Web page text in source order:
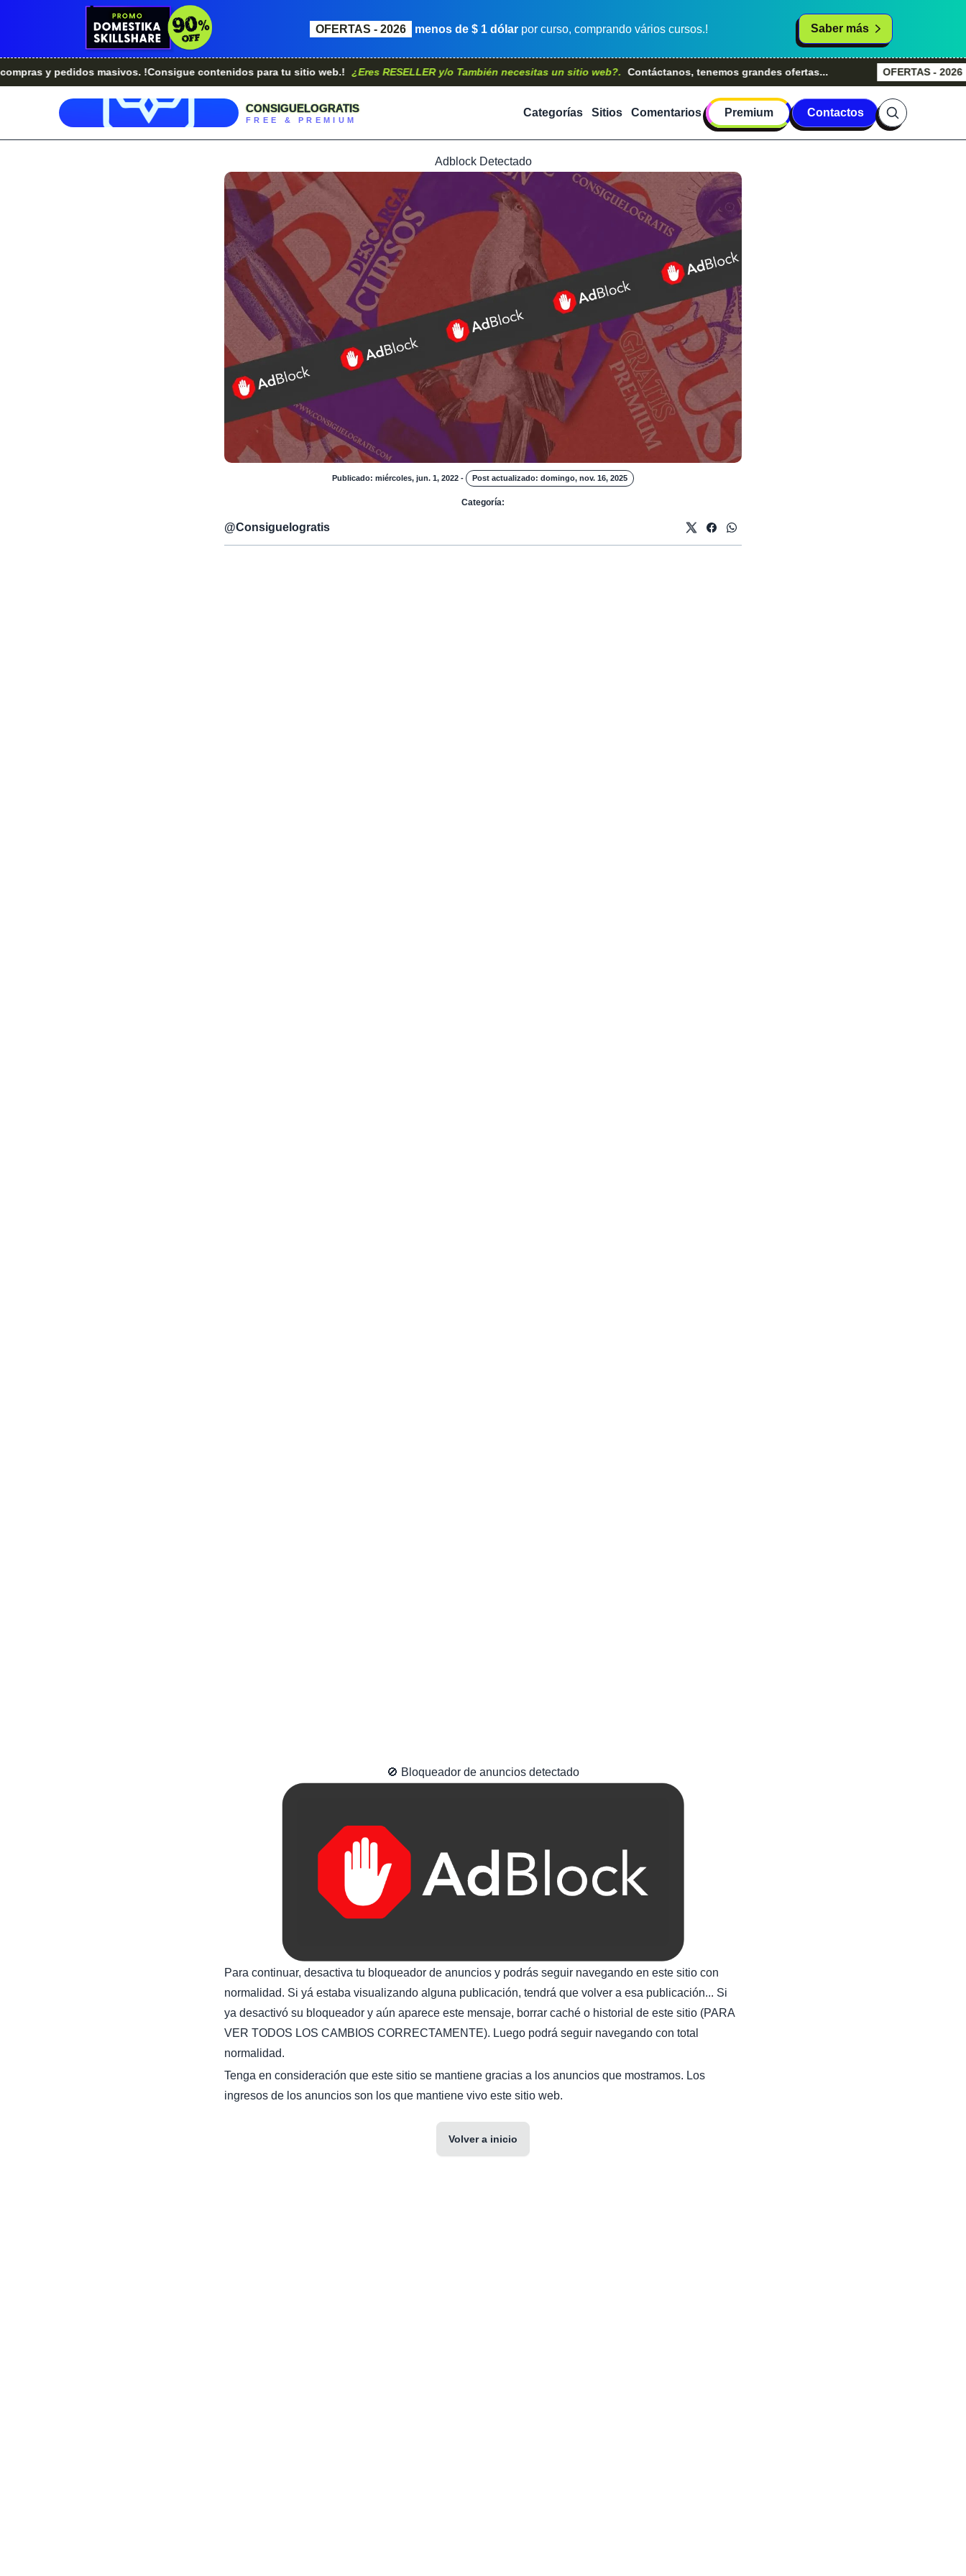
OFERTAS - 2026 menos de $ 1 dólar por curso, comprando vários cursos.! Saber más
pedidos masivos. !Consigue contenidos para tu sitio web.! ¿Eres RESELLER y/o También necesitas un sitio web?. Contáctanos, tenemos grandes ofertas... OFERTAS - 2026
CONSIGUELOGRATIS
FREE & PREMIUM
Categorías Sitios Comentarios Premium Contactos
Adblock Detectado
Publicado: miércoles, jun. 1, 2022 - Post actualizado: domingo, nov. 16, 2025
Categoría:
@Consiguelogratis
🚫 Bloqueador de anuncios detectado
Para continuar, desactiva tu bloqueador de anuncios y podrás seguir navegando en este sitio con
normalidad. Si yá estaba visualizando alguna publicación, tendrá que volver a esa publicación... Si
ya desactivó su bloqueador y aún aparece este mensaje, borrar caché o historial de este sitio (PARA
VER TODOS LOS CAMBIOS CORRECTAMENTE). Luego podrá seguir navegando con total
normalidad.
Tenga en consideración que este sitio se mantiene gracias a los anuncios que mostramos. Los
ingresos de los anuncios son los que mantiene vivo este sitio web.
Volver a inicio